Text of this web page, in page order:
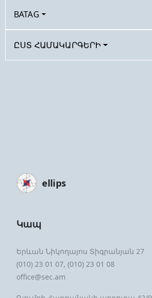
BATAG
ԸՍՏ ՀԱՄԱԿԱՐԳԵՐԻ
ellips
Կապ
Երևան Նիկողայոս Տիգրանյան 27
(010) 23 01 07, (010) 23 01 08
office@sec.am